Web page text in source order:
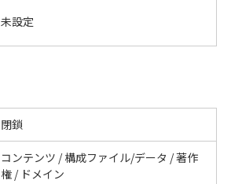
未設定
閉鎖
コンテンツ / 構成ファイル/データ / 著作
権 / ドメイン